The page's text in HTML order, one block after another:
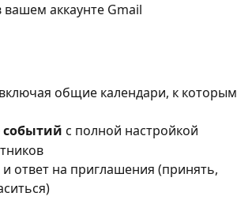
вашем аккаунте Gmail
общие календари, к которым
событий с полной настройкой
и ответ на приглашения (принять,